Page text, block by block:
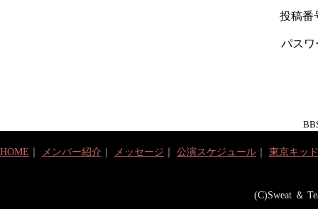
投稿番
パス
HOME メンバー紹介 メッセージ 公演スケジュール 東京キッ
(C)Sweat ＆